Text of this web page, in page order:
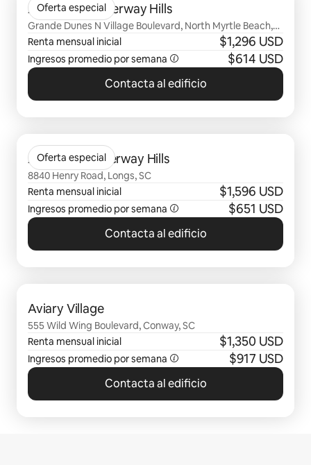
Oferta especial
Arcadia at Waterway Hills
Grande Dunes N Village Boulevard, North Myrtle Beach,
SC
Renta mensual inicial $1,296 USD
Ingresos promedio por semana $614 USD
Contacta al edificio
Oferta especial
Abrazo at Waterway Hills
8840 Henry Road, Longs, SC
Renta mensual inicial
$1,596 USD
Ingresos promedio por semana $651 USD
Contacta al edificio
Aviary Village
555 Wild Wing Boulevard, Conway, SC
Renta mensual inicial
$1,350 USD
Ingresos promedio por semana $917 USD
Contacta al edificio